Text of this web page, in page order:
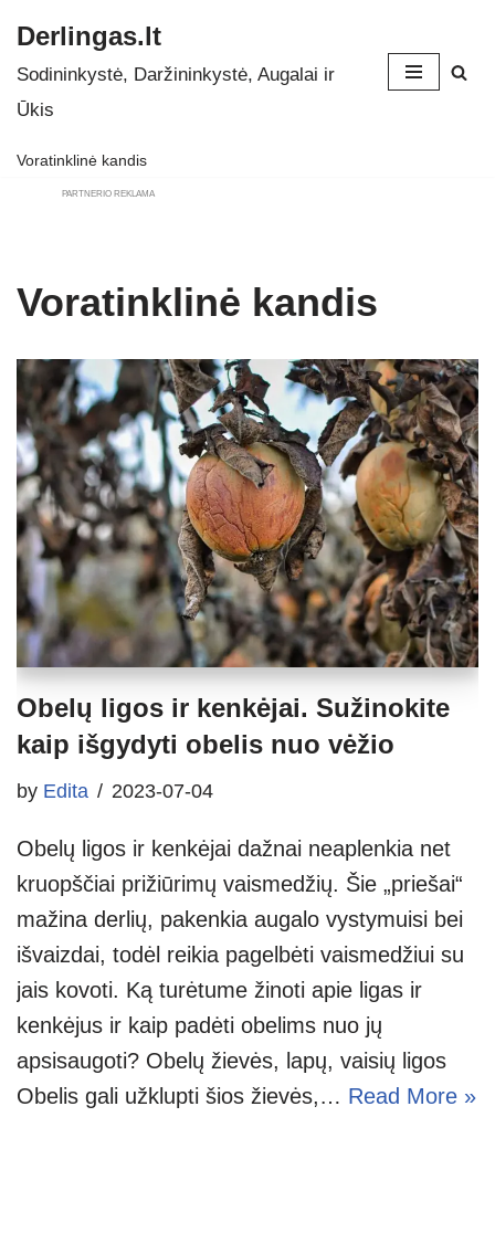
Skip
to
Derlingas.lt
Sodininkystė, Daržininkystė, Augalai ir
Ūkis
Voratinklinė kandis
PARTNERIO REKLAMA
Voratinklinė kandis
Obelų ligos ir kenkėjai. Sužinokite
kaip išgydyti obelis nuo vėžio
by Edita 2023-07-04
Obelų ligos ir kenkėjai dažnai neaplenkia net
kruopščiai prižiūrimų vaismedžių. Šie „priešai“
mažina derlių, pakenkia augalo vystymuisi bei
išvaizdai, todėl reikia pagelbėti vaismedžiui su
jais kovoti. Ką turėtume žinoti apie ligas ir
kenkėjus ir kaip padėti obelims nuo jų
apsisaugoti? Obelų žievės, lapų, vaisių ligos
Obelis gali užklupti šios žievės,… Read More »